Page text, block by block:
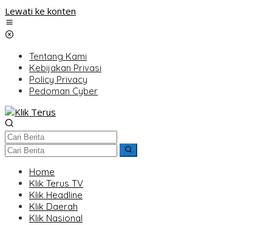
Lewati ke konten
Tentang Kami
Kebijakan Privasi
Policy Privacy
Pedoman Cyber
Home
Klik Terus TV
Klik Headline
Klik Daerah
Klik Nasional